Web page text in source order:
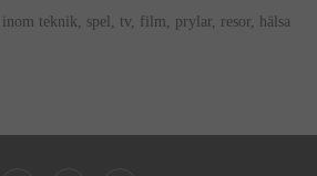
inom teknik, spel, tv, film, prylar, resor, hälsa